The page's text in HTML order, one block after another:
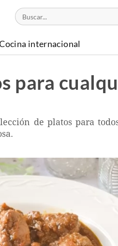
internacional
para
de platos para